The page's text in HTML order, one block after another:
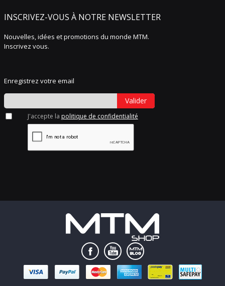
INSCRIVEZ-VOUS À NOTRE NEWSLETTER
Nouvelles, idées et promotions du monde MTM.
Inscrivez vous.
Enregistrez votre email
Valider
J'accepte la politique de confidentialité